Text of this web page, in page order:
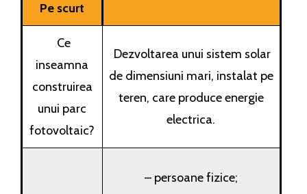
Pe scurt
Ce
inseamna
construirea
unui parc
fotovoltaic?
Dezvoltarea unui sistem solar
de dimensiuni mari, instalat pe
teren, care produce energie
electrica.
– persoane fizice;